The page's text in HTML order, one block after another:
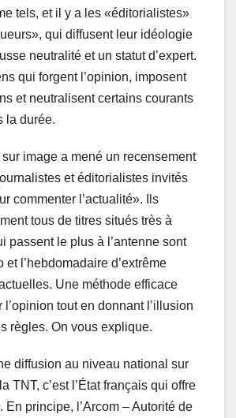
tels, et il y a les «éditorialistes»
qui diffusent leur idéologie
neutralité et un statut d’expert.
qui forgent l’opinion, imposent
et neutralisent certains courants
la durée.
sur image a mené un recensement
et éditorialistes invités
commenter l’actualité». Ils
tous de titres situés très à
passent le plus à l’antenne sont
et l’hebdomadaire d’extrême
Une méthode efficace
l’opinion tout en donnant l’illusion
règles. On vous explique.
diffusion au niveau national sur
TNT, c’est l’État français qui offre
En principe, l’Arcom – Autorité de